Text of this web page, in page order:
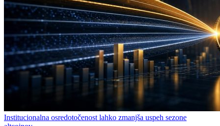
Institucionalna osredotočenost lahko zmanjša uspeh sezone